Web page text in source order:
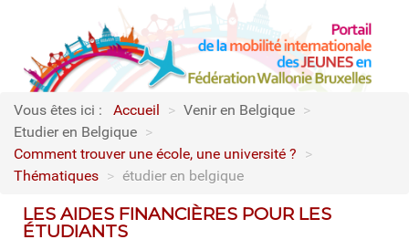
Vous êtes ici : Accueil > Venir en Belgique >
Etudier en Belgique >
Comment trouver une école, une université ? >
Thématiques > étudier en belgique
LES AIDES FINANCIÈRES POUR LES
ÉTUDIANTS